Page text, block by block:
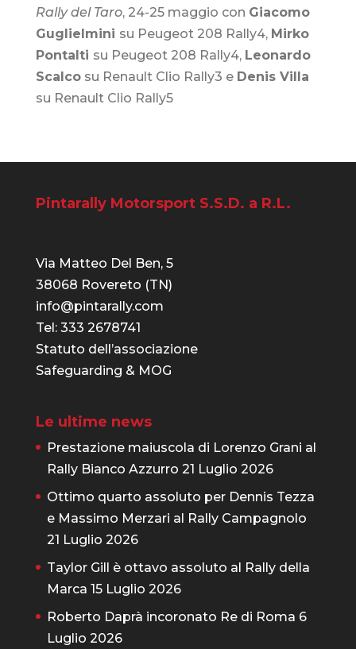
Rally del Taro, 24-25 maggio con Giacomo
Guglielmini su Peugeot 208 Rally4, Mirko
Pontalti su Peugeot 208 Rally4, Leonardo
Scalcosu Renault Clio Rally3 e Denis Villa
su Renault Clio Rally5
Pintarally Motorsport S.S.D. a R.L.
Via Matteo Del Ben, 5
38068 Rovereto (TN)
info@pintarally.com
Tel: 333 2678741
Statuto dell’associazione
Safeguarding & MOG
Le ultime news
Prestazione maiuscola di Lorenzo Grani al
Rally Bianco Azzurro 21 Luglio 2026
Ottimo quarto assoluto per Dennis Tezza
e Massimo Merzari al Rally Campagnolo
21 Luglio 2026
Taylor Gill è ottavo assoluto al Rally della
Marca 15 Luglio 2026
Roberto Daprà incoronato Re di Roma 6
Luglio 2026